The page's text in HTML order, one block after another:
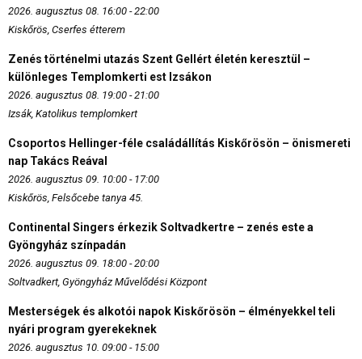
2026. augusztus 08. 16:00 - 22:00
Kiskőrös, Cserfes étterem
Zenés történelmi utazás Szent Gellért életén keresztül –
különleges Templomkerti est Izsákon
2026. augusztus 08. 19:00 - 21:00
Izsák, Katolikus templomkert
Csoportos Hellinger-féle családállítás Kiskőrösön – önismereti
nap Takács Reával
2026. augusztus 09. 10:00 - 17:00
Kiskőrös, Felsőcebe tanya 45.
Continental Singers érkezik Soltvadkertre – zenés este a
Gyöngyház színpadán
2026. augusztus 09. 18:00 - 20:00
Soltvadkert, Gyöngyház Művelődési Központ
Mesterségek és alkotói napok Kiskőrösön – élményekkel teli
nyári program gyerekeknek
2026. augusztus 10. 09:00 - 15:00